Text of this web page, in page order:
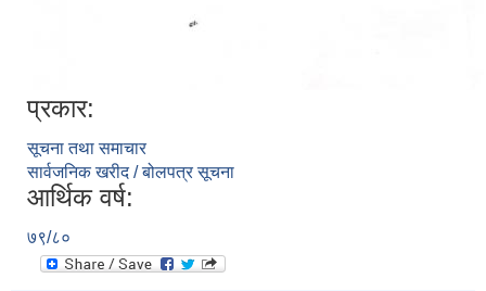
प्रकार:
सूचना तथा समाचार
सार्वजनिक खरीद / बोलपत्र सूचना
आर्थिक वर्ष:
७९/८०